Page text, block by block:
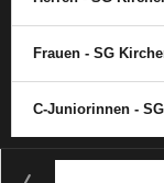
Frauen - SG
C-Juniorinnen -